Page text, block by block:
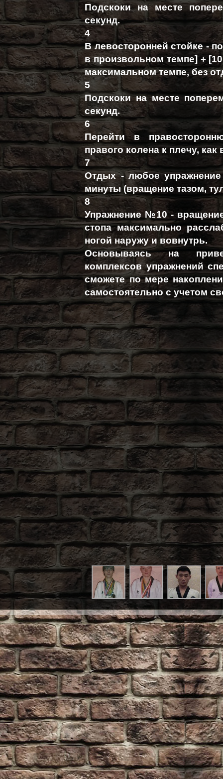
Подскоки на месте
секунд.
4
В левосторонней стойке -
в произвольном темпе] +
максимальном темпе, без
5
Подскоки на месте
секунд.
6
Перейти в
правого колена к плечу, как
7
Отдых - любое
минуты (вращение тазом,
8
Упражнение №10 -
стопа максимально
ногой наружу и вовнутрь.
Основываясь на
комплексов упражнений
сможете по мере
самостоятельно с учетом